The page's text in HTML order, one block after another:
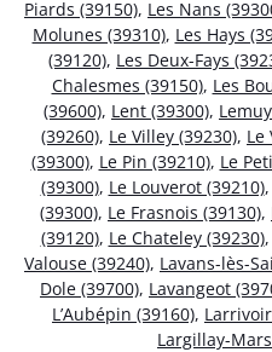
Piards (39150), Les Nans
Molunes (39310), Les Hays
(39120), Les Deux-Fays
Chalesmes (39150), Les
(39600), Lent (39300),
(39260), Le Villey (39230), Le
(39300), Le Pin (39210), Le
(39300), Le Louverot (39210),
(39300), Le Frasnois (39130),
(39120), Le Chateley (39230),
Valouse (39240), Lavans-lès-
Dole (39700), Lavangeot
L’Aubépin (39160),
Largillay-